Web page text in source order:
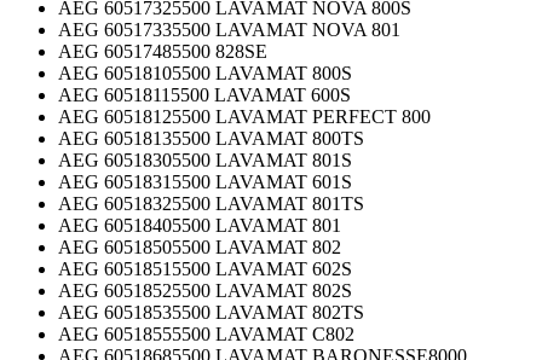
AEG 60517325500 LAVAMAT NOVA 800S
AEG 60517335500 LAVAMAT NOVA 801
AEG 60517485500 828SE
AEG 60518105500 LAVAMAT 800S
AEG 60518115500 LAVAMAT 600S
AEG 60518125500 LAVAMAT PERFECT 800
AEG 60518135500 LAVAMAT 800TS
AEG 60518305500 LAVAMAT 801S
AEG 60518315500 LAVAMAT 601S
AEG 60518325500 LAVAMAT 801TS
AEG 60518405500 LAVAMAT 801
AEG 60518505500 LAVAMAT 802
AEG 60518515500 LAVAMAT 602S
AEG 60518525500 LAVAMAT 802S
AEG 60518535500 LAVAMAT 802TS
AEG 60518555500 LAVAMAT C802
AEG 60518685500 LAVAMAT BARONESSE8000